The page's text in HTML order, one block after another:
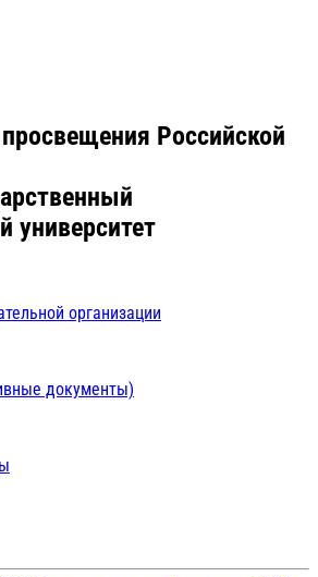
Российской
университет
организации
документы)